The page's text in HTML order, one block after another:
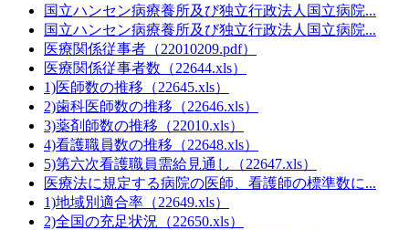
国立ハンセン病療養所及び独立行政法人国立病院...
国立ハンセン病療養所及び独立行政法人国立病院...
医療関係従事者（22010209.pdf）
医療関係従事者数（22644.xls）
1)医師数の推移（22645.xls）
2)歯科医師数の推移（22646.xls）
3)薬剤師数の推移（22010.xls）
4)看護職員数の推移（22648.xls）
5)第六次看護職員需給見通し（22647.xls）
医療法に規定する病院の医師、看護師の標準数に...
1)地域別適合率（22649.xls）
2)全国の充足状況（22650.xls）